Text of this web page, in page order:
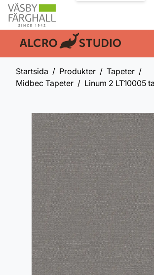
En del av:
Startsida Produkter
Tapeter
Midbec Tapeter
Linum 2 LT10005